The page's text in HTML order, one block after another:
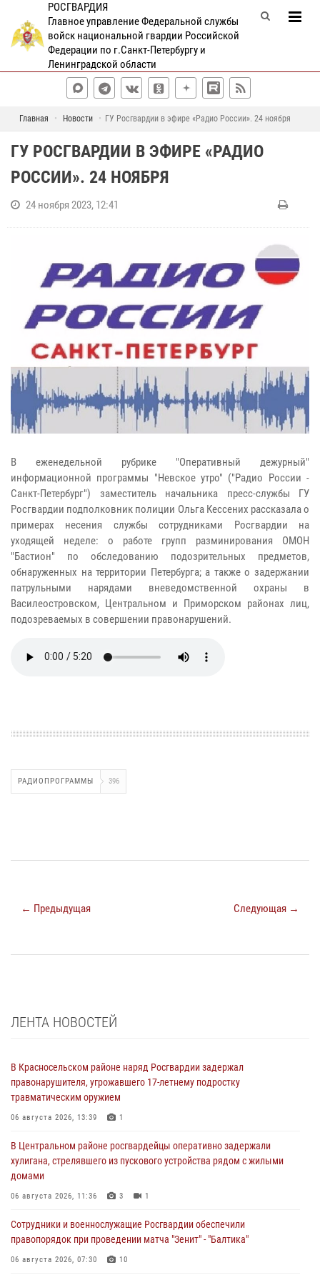
РОСГВАРДИЯ
Главное управление Федеральной службы
войск национальной гвардии Российской
Федерации по г.Санкт-Петербургу и
Ленинградской области
Главная Новости ГУ Росгвардии в эфире «Радио России». 24 ноября
ГУ РОСГВАРДИИ В ЭФИРЕ «РАДИО
РОССИИ». 24 НОЯБРЯ
24 ноября 2023, 12:41
В еженедельной рубрике "Оперативный дежурный"
информационной программы "Невское утро" ("Радио России -
Санкт-Петербург") заместитель начальника пресс-службы ГУ
Росгвардии подполковник полиции Ольга Кессених рассказала о
примерах несения службы сотрудниками Росгвардии на
уходящей неделе: о работе групп разминирования ОМОН
"Бастион" по обследованию подозрительных предметов,
обнаруженных на территории Петербурга; а также о задержании
патрульными нарядами вневедомственной охраны в
Василеостровском, Центральном и Приморском районах лиц,
подозреваемых в совершении правонарушений.​​​​​​​
РАДИОПРОГРАММЫ 396
← Предыдущая Следующая →
ЛЕНТА НОВОСТЕЙ
В Красносельском районе наряд Росгвардии задержал
правонарушителя, угрожавшего 17-летнему подростку
травматическим оружием
06 августа 2026, 13:39 1
В Центральном районе росгвардейцы оперативно задержали
хулигана, стрелявшего из пускового устройства рядом с жилыми
домами
06 августа 2026, 11:36 3 1
Сотрудники и военнослужащие Росгвардии обеспечили
правопорядок при проведении матча "Зенит" - "Балтика"
06 августа 2026, 07:30 10